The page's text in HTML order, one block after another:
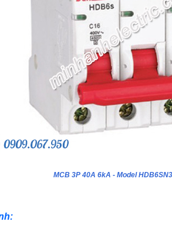
MCB 3P 40A 6kA - Model